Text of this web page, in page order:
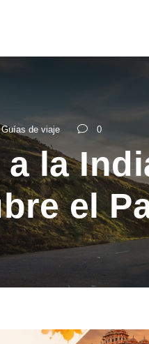
Guías de viaje 0
a la
el